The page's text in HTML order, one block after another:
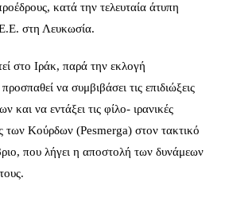
κατά την τελευταία άτυπη
στη Λευκωσία.
στο Ιράκ, παρά την εκλογή
να συμβιβάσει τις επιδιώξεις
και να εντάξει τις φίλο- ιρανικές
των Κούρδων (Pesmerga) στον τακτικό
που λήγει η αποστολή των δυνάμεων